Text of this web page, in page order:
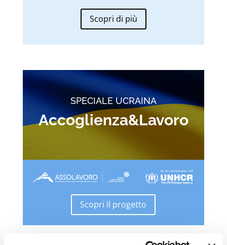
Scopri di più
SPECIALE UCRAINA
Accoglienza&Lavoro
Scopri il progetto